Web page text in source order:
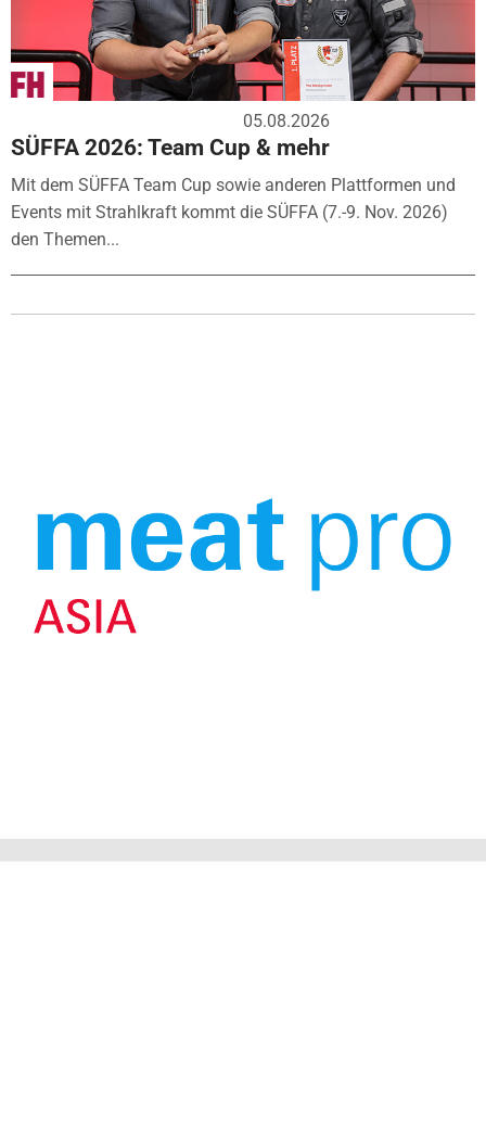
05.08.2026
SÜFFA 2026: Team Cup & mehr
Mit dem SÜFFA Team Cup sowie anderen Plattformen und
Events mit Strahlkraft kommt die SÜFFA (7.-9. Nov. 2026)
den Themen...